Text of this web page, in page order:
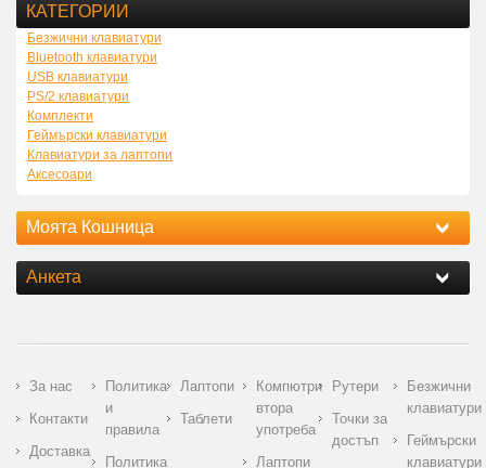
КАТЕГОРИИ
Безжични клавиатури
Bluetooth клавиатури
USB клавиатури
PS/2 клавиатури
Комплекти
Геймърски клавиатури
Клавиатури за лаптопи
Аксесоари
Моята Кошница
Анкета
За нас
Контакти
Доставка
Политика
и
правила
Политика
Лаптопи
Таблети
Компютри
втора
употреба
Лаптопи
Рутери
Точки за
достъп
Безжични
клавиатури
Геймърски
клавиатури